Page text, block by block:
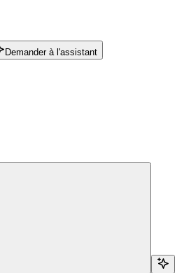
Demander à l'assistant